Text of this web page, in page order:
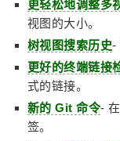
更轻松地调整多
视图的大小。
树视图搜索历史-
更好的终端链接
式的链接。
新的 Git 命令-
签。